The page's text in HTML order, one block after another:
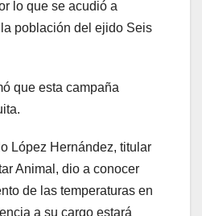
lo que se acudió a
población del ejido Seis
que esta campaña
López Hernández, titular
Animal, dio a conocer
de las temperaturas en
a su cargo estará